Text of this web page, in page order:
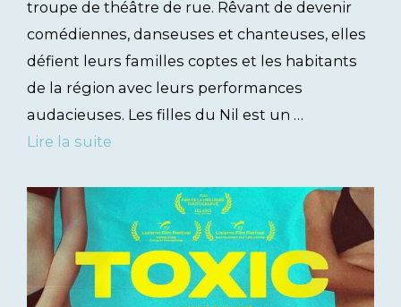
troupe de théâtre de rue. Rêvant de devenir
comédiennes, danseuses et chanteuses, elles
défient leurs familles coptes et les habitants
de la région avec leurs performances
audacieuses. Les filles du Nil est un …
Lire la suite